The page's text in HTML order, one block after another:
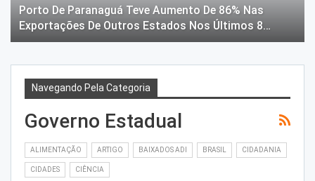
Porto De Paranaguá Teve Aumento De 86% Nas
Exportações De Outros Estados Nos Últimos 8…
Navegando Pela Categoria
Governo Estadual
ALIMENTAÇÃO ARTIGO BAIXADOS ADI BRASIL CIDADANIA
CIDADES CIÊNCIA